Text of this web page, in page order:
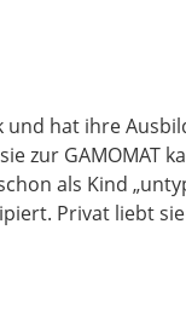
hat ihre
zur GAMOMAT
als Kind
Privat liebt